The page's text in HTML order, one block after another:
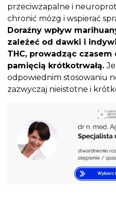
przeciwzapalne i
chronić mózg i wspierać
Doraźny wpływ
zależeć od dawki i
THC, prowadząc
pamięcią krótkotrwałą.
odpowiednim stosowaniu
zazwyczaj nieistotne i